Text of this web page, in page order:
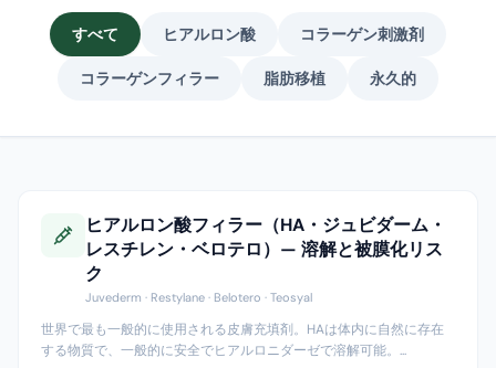
すべて ヒアルロン酸 コラーゲン刺激剤
コラーゲンフィラー 脂肪移植 永久的
ヒアルロン酸フィラー（HA・ジュビダーム・
レスチレン・ベロテロ）— 溶解と被膜化リス
ク
Juvederm · Restylane · Belotero · Teosyal
世界で最も一般的に使用される皮膚充填剤。HAは体内に自然に存在
する物質で、一般的に安全でヒアルロニダーゼで溶解可能。 ...